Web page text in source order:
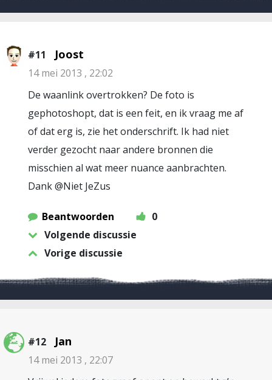
#11 Joost
14 mei 2013 , 22:02
De waanlink overtrokken? De foto is
gephotoshopt, dat is een feit, en ik vraag me af
of dat erg is, zie het onderschrift. Ik had niet
verder gezocht naar andere bronnen die
misschien al wat meer nuance aanbrachten.
Dank @Niet JeZus
Beantwoorden
0
Volgende discussie
Vorige discussie
#12 Jan
14 mei 2013 , 22:07